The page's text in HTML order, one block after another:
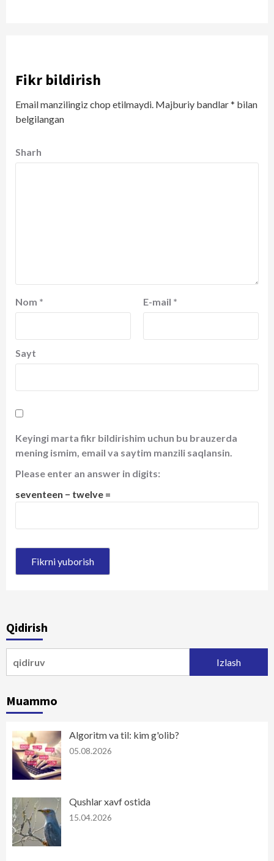
Fikr bildirish
Email manzilingiz chop etilmaydi. Majburiy bandlar* bilan
belgilangan
Sharh
Nom * E-mail *
Sayt
Keyingi marta fikr bildirishim uchun bu brauzerda
mening ismim, email va saytim manzili saqlansin.
Please enter an answer in digits:
seventeen − twelve =
Qidirish
Muammo
Algoritm va til: kim g'olib?
05.08.2026
Qushlar xavf ostida
15.04.2026